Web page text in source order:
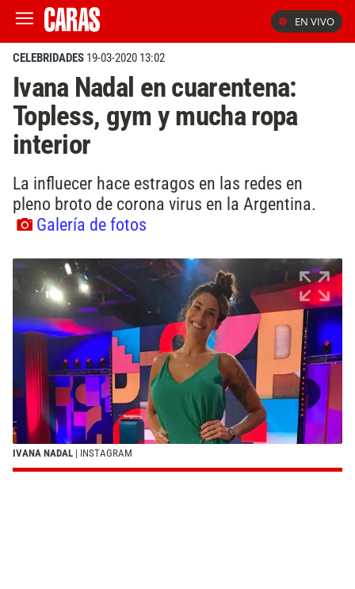
EN VIVO
CELEBRIDADES 19-03-2020 13:02
Ivana Nadal en cuarentena:
Topless, gym y mucha ropa
interior
La influecer hace estragos en las redes en
pleno broto de corona virus en la Argentina.
Galería de fotos
IVANA NADAL | INSTAGRAM